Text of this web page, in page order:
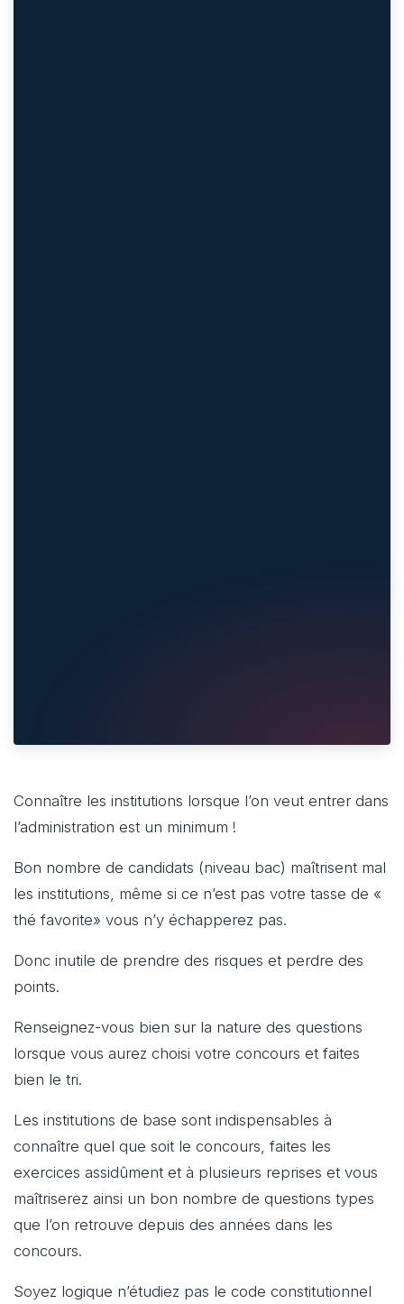
Connaître les institutions lorsque l’on veut entrer dans
l’administration est un minimum !
Bon nombre de candidats (niveau bac) maîtrisent mal
les institutions, même si ce n’est pas votre tasse de «
thé favorite» vous n’y échapperez pas.
Donc inutile de prendre des risques et perdre des
points.
Renseignez-vous bien sur la nature des questions
lorsque vous aurez choisi votre concours et faites
bien le tri.
Les institutions de base sont indispensables à
connaître quel que soit le concours, faites les
exercices assidûment et à plusieurs reprises et vous
maîtriserez ainsi un bon nombre de questions types
que l’on retrouve depuis des années dans les
concours.
Soyez logique n’étudiez pas le code constitutionnel